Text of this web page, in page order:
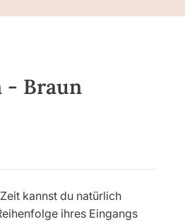
- Braun
kannst du natürlich
ihres Eingangs